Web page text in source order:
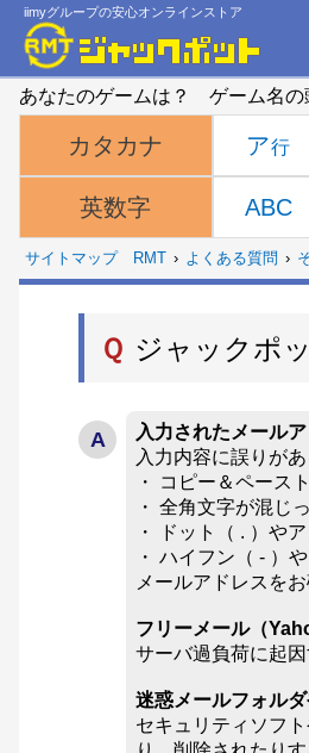
iimyグループの安心オンラインストア
あなたのゲームは？ ゲーム名の
カタカナ
英数字
ア
ABC
サイトマップ RMT よくある質問
Ｑ ジャックポ
入力されたメール
入力内容に誤りが
・ コピー＆ペース
・ 全角文字が混じ
・ ドット（ . ）や
・ ハイフン（ - ）
メールアドレスを
フリーメール（
サーバ過負荷に起
迷惑メールフォル
セキュリティソフ